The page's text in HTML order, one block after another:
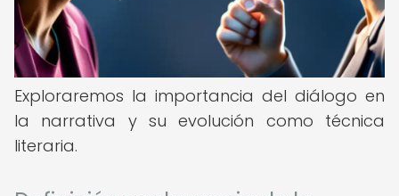
Exploraremos la importancia del diálogo en
la narrativa y su evolución como técnica
literaria.